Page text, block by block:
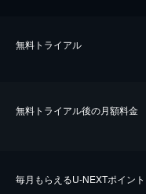
無料トライアル
無料トライアル後の⽉額料金
毎⽉もらえるU-NEXTポイント